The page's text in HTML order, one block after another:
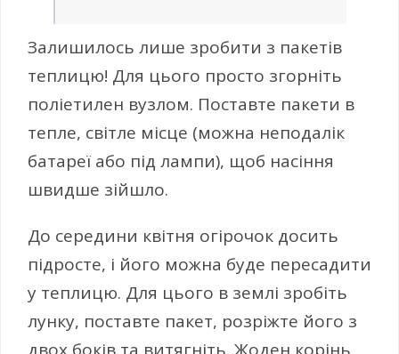
Залишилось лише зробити з пакетів
теплицю! Для цього просто згорніть
поліетилен вузлом. Поставте пакети в
тепле, світле місце (можна неподалік
батареї або під лампи), щоб насіння
швидше зійшло.
До середини квітня огірочок досить
підросте, і його можна буде пересадити
у теплицю. Для цього в землі зробіть
лунку, поставте пакет, розріжте його з
двох боків та витягніть. Жоден корінь